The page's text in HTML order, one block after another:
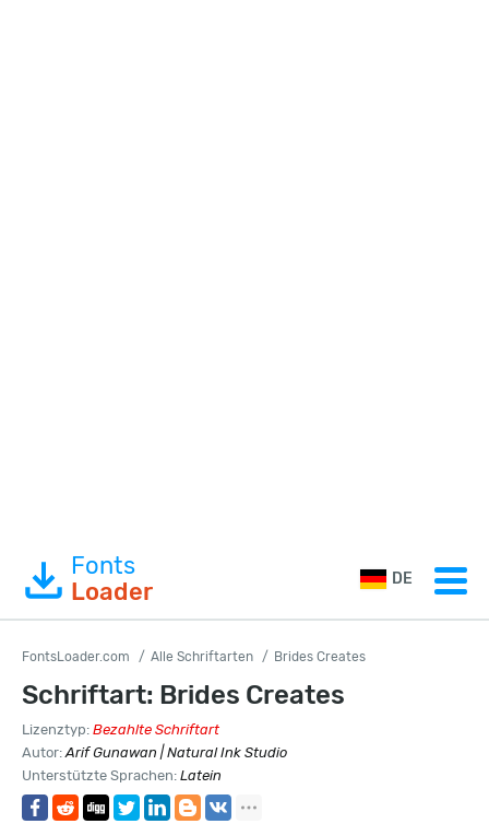
Fonts
Loader
DE
FontsLoader.com Alle Schriftarten Brides Creates
Schriftart: Brides Creates
Lizenztyp: Bezahlte Schriftart
Autor:Arif Gunawan | Natural Ink Studio
Unterstützte Sprachen: Latein